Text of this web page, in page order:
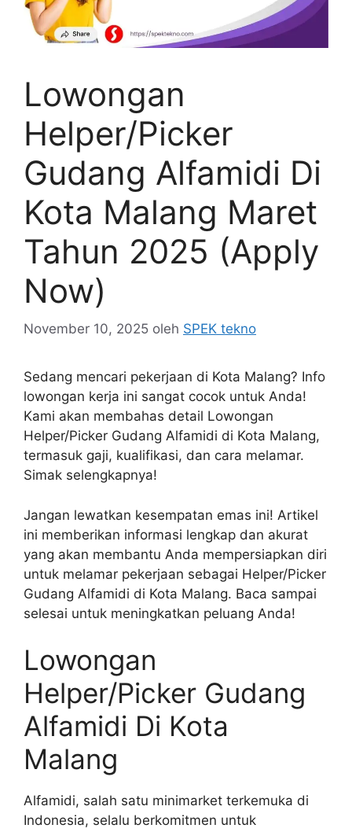
Lowongan
Helper/Picker
Gudang Alfamidi Di
Kota Malang Maret
Tahun 2025 (Apply
Now)
November 10, 2025 oleh SPEK tekno
Sedang mencari pekerjaan di Kota Malang? Info
lowongan kerja ini sangat cocok untuk Anda!
Kami akan membahas detail Lowongan
Helper/Picker Gudang Alfamidi di Kota Malang,
termasuk gaji, kualifikasi, dan cara melamar.
Simak selengkapnya!
Jangan lewatkan kesempatan emas ini! Artikel
ini memberikan informasi lengkap dan akurat
yang akan membantu Anda mempersiapkan diri
untuk melamar pekerjaan sebagai Helper/Picker
Gudang Alfamidi di Kota Malang. Baca sampai
selesai untuk meningkatkan peluang Anda!
Lowongan
Helper/Picker Gudang
Alfamidi Di Kota
Malang
Alfamidi, salah satu minimarket terkemuka di
Indonesia, selalu berkomitmen untuk